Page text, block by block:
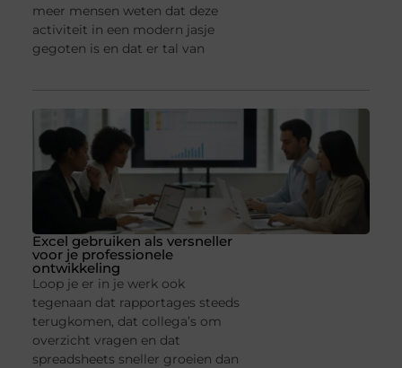
meer mensen weten dat deze
activiteit in een modern jasje
gegoten is en dat er tal van
Excel gebruiken als versneller
voor je professionele
ontwikkeling
Loop je er in je werk ook
tegenaan dat rapportages steeds
terugkomen, dat collega’s om
overzicht vragen en dat
spreadsheets sneller groeien dan